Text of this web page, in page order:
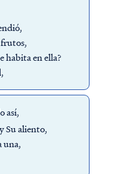
habita en ella?
así,
Su aliento,
una,